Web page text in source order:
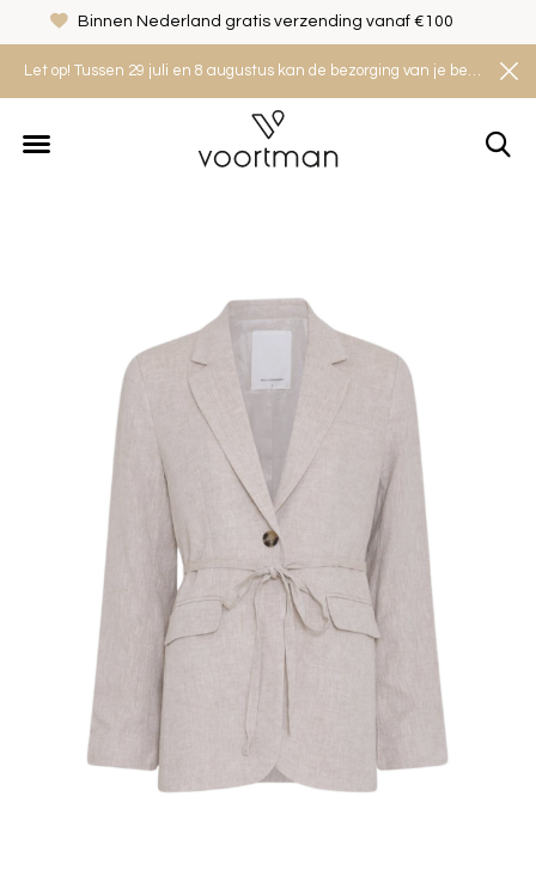
Let op! Tussen 29 juli en 8 augustus kan de bezorging van je bestelling iets langer duren. Houd rekening met een levertijd van 2 tot 4 werkdagen.
Binnen Nederland gratis verzending vanaf €100